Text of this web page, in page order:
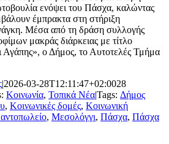
ενόψει του Πάσχα, καλώντας
έμπρακτα στη στήριξη
Μέσα από τη δράση συλλογής
μακράς διάρκειας με τίτλο
ο Δήμος, το Αυτοτελές Τμήμα
|2026-03-28T12:11:47+02:0028
Κοινωνία, Τοπικά Νέα|Tags: Δήμος
, Κοινωνικές δομές, Κοινωνική
, Μεσολόγγι, Πάσχα, Πάσχα